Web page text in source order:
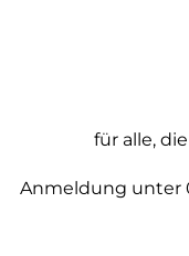
für alle,
Anmeldung unter